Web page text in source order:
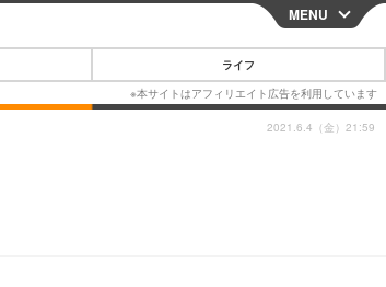
CLOSE
MENU
ライフ
2021.6.4（金）21:59